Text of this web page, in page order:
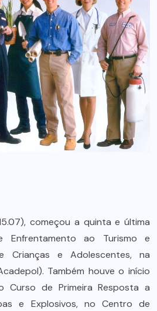
começou a quinta e última
ao Turismo e
Crianças e Adolescentes, na
Também houve o início
Curso de Primeira Resposta a
e Explosivos, no Centro de